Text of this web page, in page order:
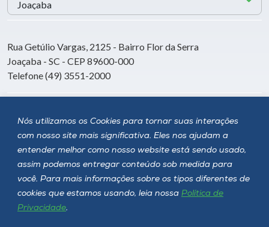
Nós utilizamos os Cookies para tornar suas interações
com nosso site mais significativa. Eles nos ajudam a
entender melhor como nosso website está sendo usado,
assim podemos entregar conteúdo sob medida para
você. Para mais informações sobre os tipos diferentes de
cookies que estamos usando, leia nossa Política de
Privacidade.
Rua Getúlio Vargas, 2125 - Bairro Flor da Serra
Joaçaba - SC - CEP 89600-000
Telefone (49) 3551-2000
Siga a Unoesc